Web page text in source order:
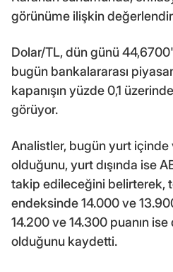
görünüme ilişkin
Dolar/TL, dün günü
bugün bankalararası
kapanışın yüzde 0,1
görüyor.
Analistler, bugün yurt
olduğunu, yurt dışında ise
takip edileceğini belirterek,
endeksinde 14.000 ve
14.200 ve 14.300 puanın
olduğunu kaydetti.